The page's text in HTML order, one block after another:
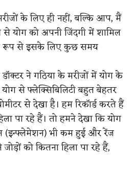
के लिए ही नहीं, बल्कि आप, मैं
योग को अपनी जिंदगी में शामिल
रूप से इसके लिए कुछ समय
ने गठिया के मरीजों में योग के
से फ्लेक्सिबिलिटी बहुत बेहतर
से देखा है। हम रिकॉर्ड करते हैं
पा रहे हैं। तो हमने देखा कि योग
(इन्फ्लेमेशन) भी कम हुई और रेंज
को कितना हिला पा रहे हैं,